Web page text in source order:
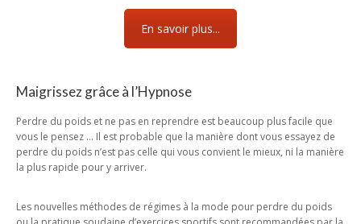
En savoir plus...
Maigrissez grâce à l’Hypnose
Perdre du poids et ne pas en reprendre est beaucoup plus facile que
vous le pensez … Il est probable que la manière dont vous essayez de
perdre du poids n’est pas celle qui vous convient le mieux, ni la manière
la plus rapide pour y arriver.
Les nouvelles méthodes de régimes à la mode pour perdre du poids